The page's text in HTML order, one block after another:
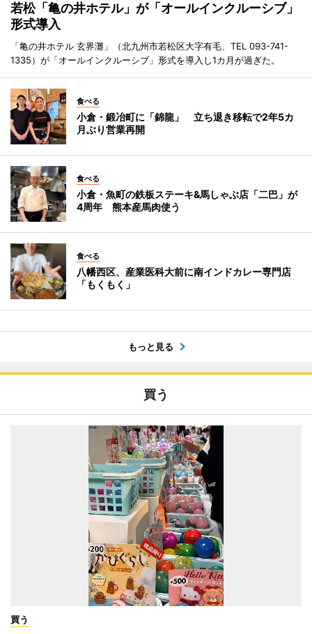
若松「亀の井ホテル」が「オールインクルーシブ」
形式導入
「亀の井ホテル 玄界灘」（北九州市若松区大字有毛、TEL 093-741-
1335）が「オールインクルーシブ」形式を導入し1カ月が過ぎた。
食べる
小倉・鍛冶町に「錦龍」 立ち退き移転で2年5カ
月ぶり営業再開
食べる
小倉・魚町の鉄板ステーキ&馬しゃぶ店「二巴」が
4周年 熊本産馬肉使う
食べる
八幡西区、産業医科大前に南インドカレー専門店
「もくもく」
もっと見る
買う
買う